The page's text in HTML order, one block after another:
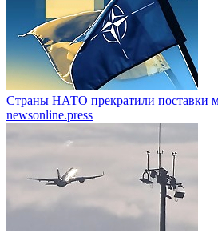
Страны НАТО прекратили поставки
newsonline.press